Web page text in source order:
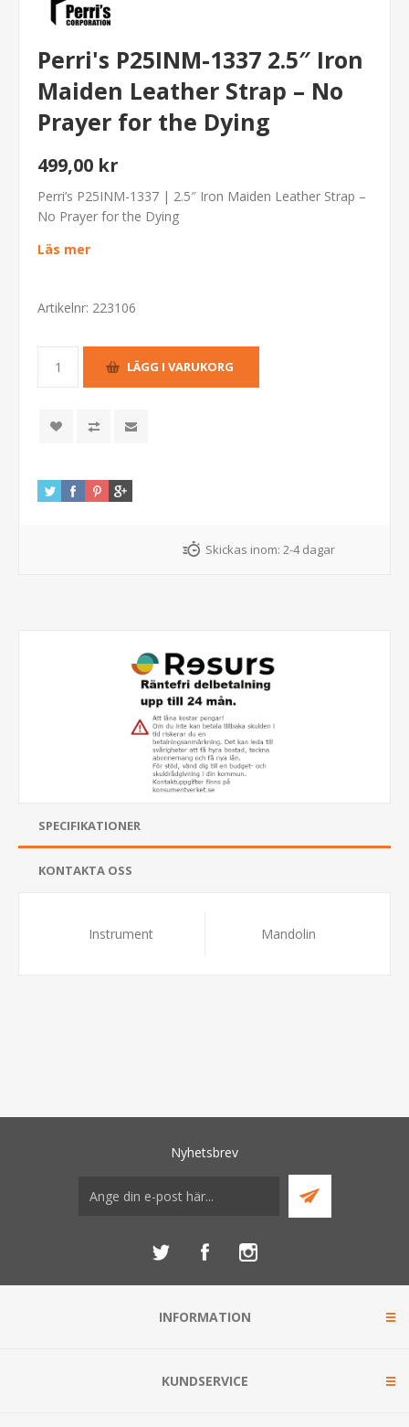
Perri's P25INM-1337 2.5″ Iron
Maiden Leather Strap – No
Prayer for the Dying
499,00 kr
Perri’s P25INM-1337 | 2.5″ Iron Maiden Leather Strap –
No Prayer for the Dying
Läs mer
Artikelnr: 223106
Skickas inom: 2-4 dagar
SPECIFIKATIONER
KONTAKTA OSS
Instrument Mandolin
Nyhetsbrev
INFORMATION
KUNDSERVICE